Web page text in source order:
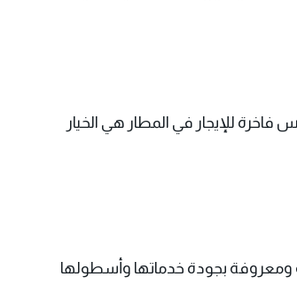
للإيجار في المطار هي الخيار
ومعروفة بجودة خدماتها وأسطولها